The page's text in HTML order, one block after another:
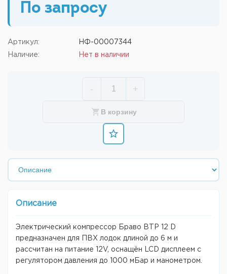
По запросу
Артикул: НФ-00007344
Наличие: Нет в наличии
- +
В корзину
Описание
Электрический компрессор Браво BТP 12 D
предназначен для ПВХ лодок длиной до 6 м и
рассчитан на питание 12V, оснащён LCD дисплеем с
регулятором давления до 1000 мБар и манометром.